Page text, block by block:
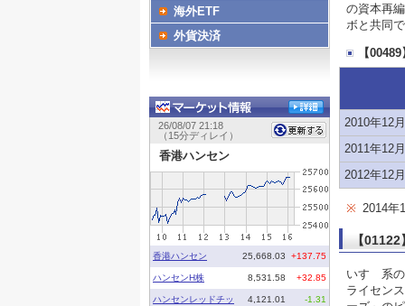
の資本再
ボと共同
【
2010年12月
2011年12月
2012年12月
※ 2014
【
いすゞ系
ライセン
海外ETF
外貨決済